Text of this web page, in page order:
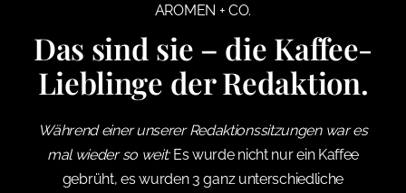
AROMEN + CO.
Das sind sie – die Kaffee-
Lieblinge der Redaktion.
Während einer unserer Redaktionssitzungen war es
mal wieder so weit:Es wurde nicht nur ein Kaffee
gebrüht, es wurden 3 ganz unterschiedliche